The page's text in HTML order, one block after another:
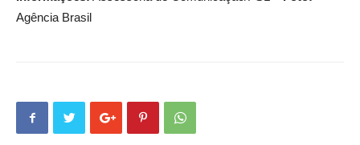
Agência Brasil